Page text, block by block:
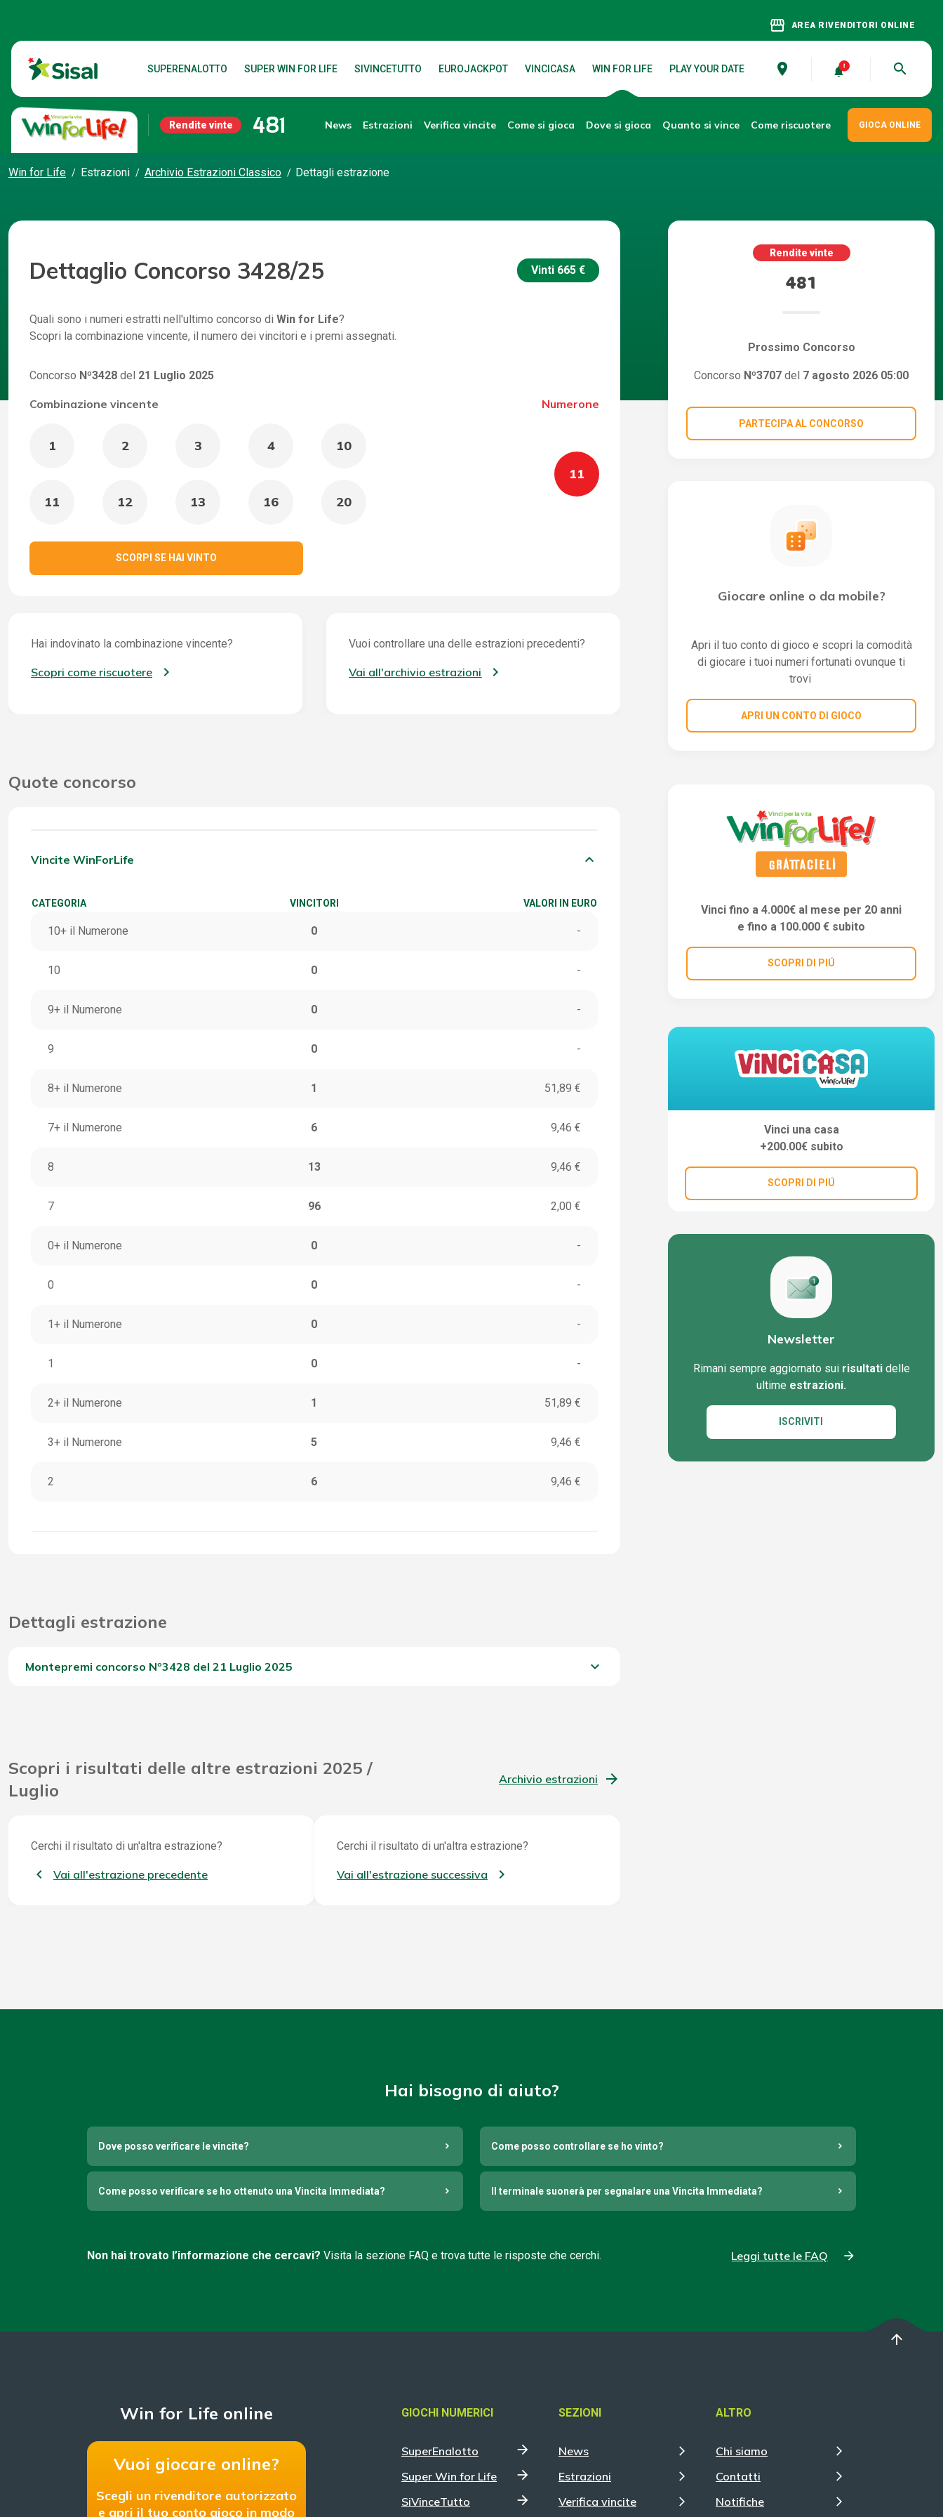
storefront AREA RIVENDITORI ONLINE
SUPERENALOTTO SUPER WIN FOR LIFE SIVINCETUTTO EUROJACKPOT VINCICASA WIN FOR LIFE PLAY YOUR DATE place search
Rendite vinte 481 News Estrazioni Verifica vincite Come si gioca Dove si gioca Quanto si vince Come riscuotere GIOCA ONLINE
Win for Life Estrazioni Archivio Estrazioni Classico Dettagli estrazione
Dettaglio Concorso 3428/25 Vinti 665 €
Quali sono i numeri estratti nell'ultimo concorso di Win for Life?
Scopri la combinazione vincente, il numero dei vincitori e i premi assegnati.
Concorso Nº3428 del 21 Luglio 2025
Combinazione vincente Numerone
1 2 3 4 10
11 12 13 16 20
11
SCORPI SE HAI VINTO
Hai indovinato la combinazione vincente?
Scopri come riscuotere
Vuoi controllare una delle estrazioni precedenti?
Vai all'archivio estrazioni
Quote concorso
Vincite WinForLife keyboard_arrow_down
CATEGORIA VINCITORI VALORI IN EURO
10+ il Numerone 0 -
10 0 -
9+ il Numerone 0 -
9 0 -
8+ il Numerone 1 51,89 €
7+ il Numerone 6 9,46 €
8 13 9,46 €
7 96 2,00 €
0+ il Numerone 0 -
0 0 -
1+ il Numerone 0 -
1 0 -
2+ il Numerone 1 51,89 €
3+ il Numerone 5 9,46 €
2 6 9,46 €
Dettagli estrazione
Montepremi concorso Nº3428 del 21 Luglio 2025 keyboard_arrow_down
Scopri i risultati delle altre estrazioni 2025 /
Luglio
Archivio estrazioni
Cerchi il risultato di un'altra estrazione?
Vai all'estrazione precedente
Cerchi il risultato di un'altra estrazione?
Vai all'estrazione successiva
Rendite vinte
481
Prossimo Concorso
Concorso Nº3707 del 7 agosto 2026 05:00
PARTECIPA AL CONCORSO
Giocare online o da mobile?
Apri il tuo conto di gioco e scopri la comodità
di giocare i tuoi numeri fortunati ovunque ti
trovi
APRI UN CONTO DI GIOCO
Vinci fino a 4.000€ al mese per 20 anni
e fino a 100.000 € subito
SCOPRI DI PIÚ
Vinci una casa
+200.00€ subito
SCOPRI DI PIÚ
Newsletter
Rimani sempre aggiornato sui risultatidelle
ultime estrazioni.
ISCRIVITI
Hai bisogno di aiuto?
Dove posso verificare le vincite? Come posso controllare se ho vinto?
Come posso verificare se ho ottenuto una Vincita Immediata? Il terminale suonerà per segnalare una Vincita Immediata?
Non hai trovato l’informazione che cercavi? Visita la sezione FAQ e trova tutte le risposte che cerchi. Leggi tutte le FAQ
arrow_upward
Win for Life online
Vuoi giocare online?
Scegli un rivenditore autorizzato
e apri il tuo conto gioco in modo
GIOCHI NUMERICI
SuperEnalotto
Super Win for Life
SiVinceTutto
SEZIONI
News
Estrazioni
Verifica vincite
ALTRO
Chi siamo
Contatti
Notifiche